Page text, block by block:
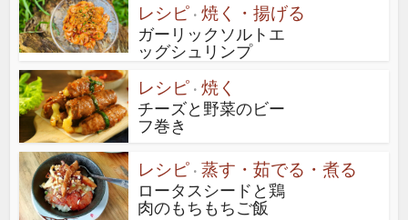
レシピ • 焼く・揚げる
ガーリックソルトエ
ッグシュリンプ
レシピ • 焼く
チーズと野菜のビー
フ巻き
レシピ • 蒸す・茹でる・煮る
ロータスシードと鶏
肉のもちもちご飯